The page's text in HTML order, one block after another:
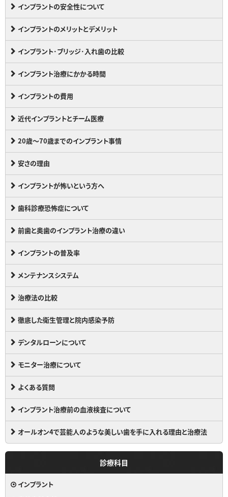
インプラントの安全性について
インプラントのメリットとデメリット
インプラント･ブリッジ･入れ歯の比較
インプラント治療にかかる時間
インプラントの費用
近代インプラントとチーム医療
20歳～70歳までのインプラント事情
安さの理由
インプラントが怖いという方へ
歯科診療恐怖症について
前歯と奥歯のインプラント治療の違い
インプラントの普及率
メンテナンスシステム
治療法の比較
徹底した衛生管理と院内感染予防
デンタルローンについて
モニター治療について
よくある質問
インプラント治療前の血液検査について
オールオン4で芸能人のような美しい歯を手に入れる理由と治療法
診療科目
インプラント